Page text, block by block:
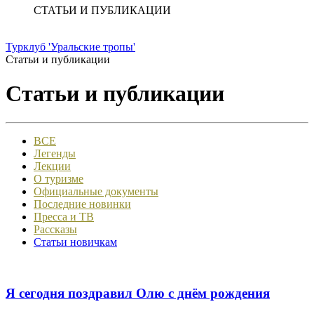
СТАТЬИ И ПУБЛИКАЦИИ
Турклуб 'Уральские тропы'
Статьи и публикации
Статьи и публикации
ВСЕ
Легенды
Лекции
О туризме
Официальные документы
Последние новинки
Пресса и ТВ
Рассказы
Статьи новичкам
Я сегодня поздравил Олю с днём рождения